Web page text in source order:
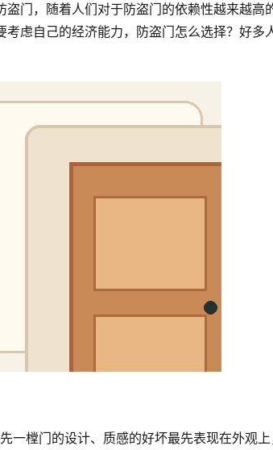
门，随着人们对于防盗门的依赖性越来越高的
虑自己的经济能力，防盗门怎么选择？好多
一樘门的设计、质感的好坏最先表现在外观上